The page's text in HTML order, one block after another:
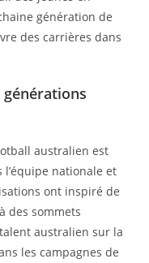
génération de
des carrières dans
australien est
nationale et
ont inspiré de
des sommets
australien sur la
les campagnes de